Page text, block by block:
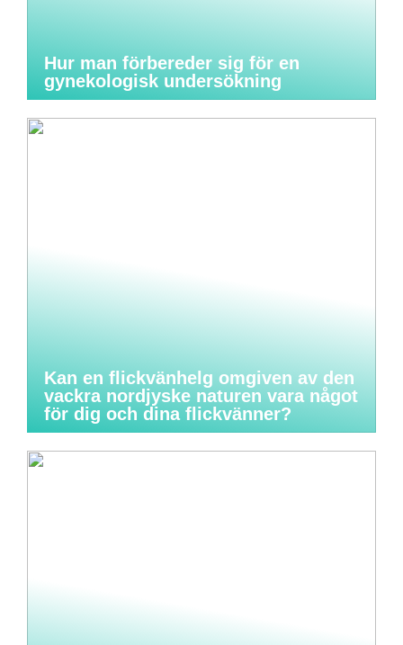
Hur man förbereder sig för en
gynekologisk undersökning
Kan en flickvänhelg omgiven av den
vackra nordjyske naturen vara något
för dig och dina flickvänner?